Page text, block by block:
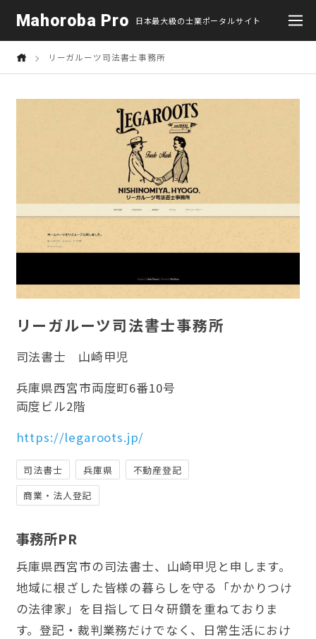
Mahoroba Pro 日本最大級の士業ポータルサイト
リーガルーツ司法書士事務所
リーガルーツ司法書士事務所
司法書士
山崎甲児
兵庫県西宮市両度町6番10号
両度ビル2階
https://legaroots.jp/
司法書士 兵庫県
不動産登記
商業・法人登記
事務所PR
兵庫県西宮市の司法書士、山崎甲児と申します。
地域に根ざした皆様の暮らしを守る「かかりつけ
の法律家」を目指して日々研鑽を重ねておりま
す。登記・裁判業務だけでなく、日常生活におけ